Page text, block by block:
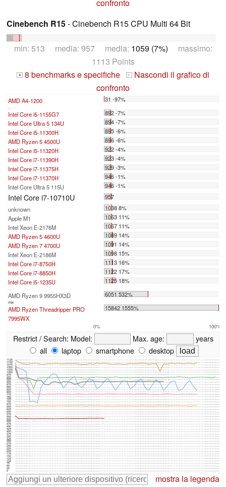
confronto
Cinebench R15- Cinebench R15 CPU Multi 64 Bit
min: 513 media: 957 media: 1059 (7%) massimo:
1113 Points
+ 8 benchmarks e specifiche - Nascondi il grafico di
confronto
AMD A4-1200 31 -97%
Intel Core i5-1155G7
892 -7%
Intel Core Ultra 5 134U
894 -7%
Intel Core i5-11300H
895 -6%
AMD Ryzen 5 4500U
896 -6%
Intel Core i5-11320H
922 -4%
Intel Core i7-11390H
923 -4%
Intel Core i7-11375H
929 -3%
Intel Core i7-11370H
946 -1%
Intel Core Ultra 5 115U
946 -1%
Intel Core i7-10710U
957
unknown
1038 8%
Apple M1
1063 11%
Intel Xeon E-2176M
1067 11%
AMD Ryzen 5 4600U
1089 14%
AMD Ryzen 7 4700U
1091 14%
Intel Xeon E-2186M
1098 15%
Intel Core i7-8750H
1113 16%
Intel Core i7-8850H
1122 17%
Intel Core i5-1235U
1125 18%
AMD Ryzen 9 9955HX3D 6051 532%
max:
AMD Ryzen Threadripper PRO
7995WX
15842 1555%
0% 100%
Restrict / Search: Model: Max. age:
years
all
laptop smartphone desktop
0
25
50
75
100
125
150
175
200
225
250
275
300
325
350
375
400
425
450
475
500
525
550
575
600
625
650
675
700
725
750
775
800
825
850
875
900
925
950
975
1000
1025
1050
1075
1100
1125
mostra la legenda